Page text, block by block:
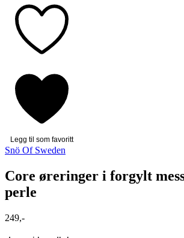
Legg til som favoritt
Snö Of Sweden
Core øreringer i forgylt
perle
249,-